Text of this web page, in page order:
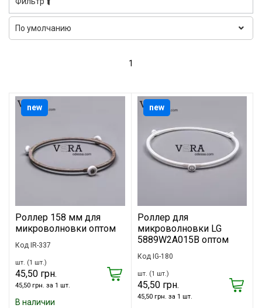
1
Роллер 158 мм для
микроволновки оптом
Код IR-337
шт. (1 шт.)
45,50 грн.
45,50 грн. за 1 шт.
В наличии
new
Роллер для
микроволновки LG
5889W2A015B оптом
Код IG-180
шт. (1 шт.)
45,50 грн.
45,50 грн. за 1 шт.
new